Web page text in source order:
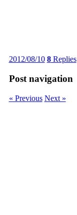
2012/08/10 8Replies
Post navigation
« Previous Next »